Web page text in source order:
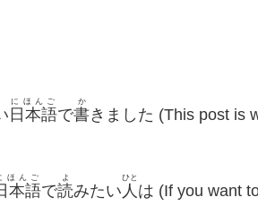
日本語
にほんご
で書
か
きました (This post is
本語
ほんご
で読
よ
みたい 人
ひと
は (If you want